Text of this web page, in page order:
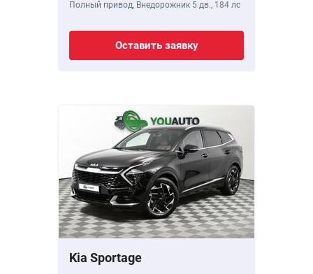
Полный привод, Внедорожник 5 дв., 184 лс
Оставить заявку
Kia Sportage